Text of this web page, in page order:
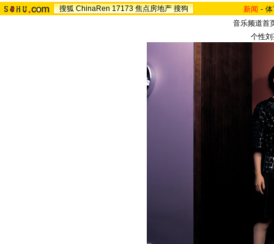
搜狐 ChinaRen 17173 焦点房地产 搜狗 新闻 -
音乐频道首
个性